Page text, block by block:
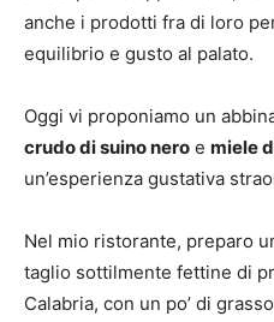
anche i prodotti fra di loro
equilibrio e gusto al palato.
Oggi vi proponiamo un
crudo di suino nero e miele
un’esperienza gustativa
Nel mio ristorante, preparo
taglio sottilmente fettine di
Calabria, con un po’ di